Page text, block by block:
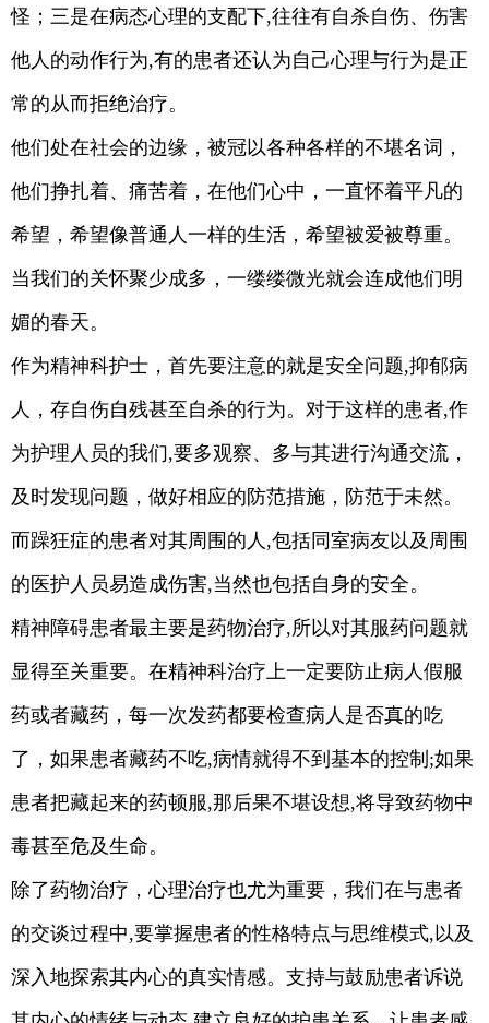
怪；三是在病态心理的支配下,往往有自杀自伤、伤害
他人的动作行为,有的患者还认为自己心理与行为是正
常的从而拒绝治疗。
他们处在社会的边缘，被冠以各种各样的不堪名词，
他们挣扎着、痛苦着，在他们心中，一直怀着平凡的
希望，希望像普通人一样的生活，希望被爱被尊重。
当我们的关怀聚少成多，一缕缕微光就会连成他们明
媚的春天。
作为精神科护士，首先要注意的就是安全问题,抑郁病
人，存自伤自残甚至自杀的行为。对于这样的患者,作
为护理人员的我们,要多观察、多与其进行沟通交流，
及时发现问题，做好相应的防范措施，防范于未然。
而躁狂症的患者对其周围的人,包括同室病友以及周围
的医护人员易造成伤害,当然也包括自身的安全。
精神障碍患者最主要是药物治疗,所以对其服药问题就
显得至关重要。在精神科治疗上一定要防止病人假服
药或者藏药，每一次发药都要检查病人是否真的吃
了，如果患者藏药不吃,病情就得不到基本的控制;如果
患者把藏起来的药顿服,那后果不堪设想,将导致药物中
毒甚至危及生命。
除了药物治疗，心理治疗也尤为重要，我们在与患者
的交谈过程中,要掌握患者的性格特点与思维模式,以及
深入地探索其内心的真实情感。支持与鼓励患者诉说